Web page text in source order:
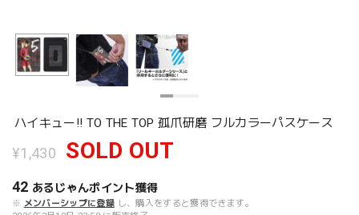
ハイキュー!! TO THE TOP 孤爪研磨 フルカラーパスケース
¥1,430 SOLD OUT
42 あるじゃんポイント獲得
※ メンバーシップに登録 し、購入をすると獲得できます。